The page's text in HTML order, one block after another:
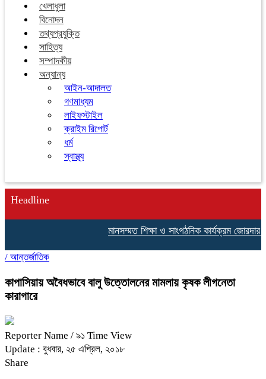
খেলাধুলা
বিনোদন
তথ্যপ্রযুক্তি
সাহিত্য
সম্পাদকীয়
অন্যান্য
আইন-আদালত
গণমাধ্যম
লাইফস্টাইল
ক্রাইম রিপোর্ট
ধর্ম
স্বাস্থ্য
Headline
মানসম্মত শিক্ষা ও সাংগঠনিক কার্যক্রম জোরদার
/ আন্তর্জাতিক
কাপাসিয়ায় অবৈধভাবে বালু উত্তোলনের মামলায় কৃষক লীগনেতা
কারাগারে
Reporter Name / ৯১ Time View
Update : বুধবার, ২৫ এপ্রিল, ২০১৮
Share